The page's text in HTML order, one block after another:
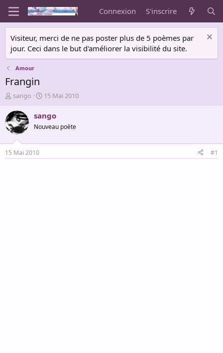
Connexion S'inscrire
Visiteur, merci de ne pas poster plus de 5 poèmes par
jour. Ceci dans le but d'améliorer la visibilité du site.
Amour
Frangin
A
u
t
e
u
r
d
e
sango
D
a
t
d
é
15 Mai 2010
sango
Nouveau poète
15 Mai 2010 #1